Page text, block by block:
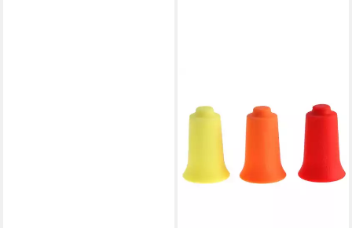
Schröpfsauger Original,
Gebrauchsmustergeschütztes
Naturprodukt
27,99 €